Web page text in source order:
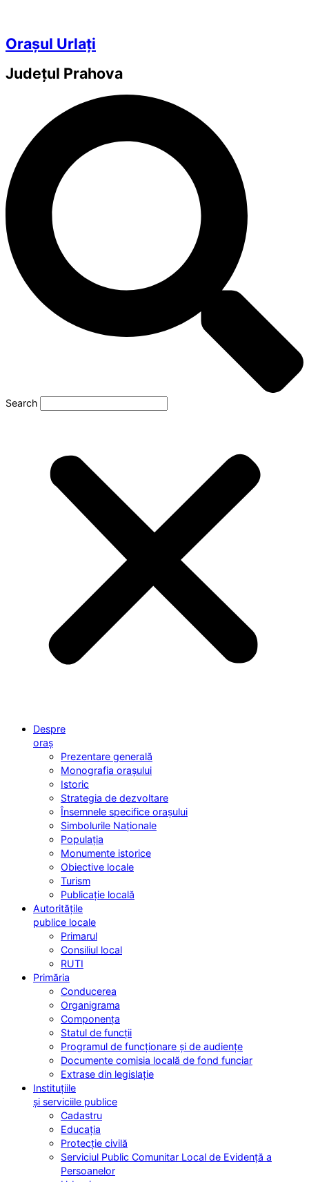
Orașul Urlați
Județul Prahova
Search
Despre
oraș
Prezentare generală
Monografia orașului
Istoric
Strategia de dezvoltare
Însemnele specifice orașului
Simbolurile Naționale
Populația
Monumente istorice
Obiective locale
Turism
Publicație locală
Autoritățile
publice locale
Primarul
Consiliul local
RUTI
Primăria
Conducerea
Organigrama
Componența
Statul de funcții
Programul de funcționare și de audiențe
Documente comisia locală de fond funciar
Extrase din legislație
Instituțiile
și serviciile publice
Cadastru
Educația
Protecție civilă
Serviciul Public Comunitar Local de Evidență a
Persoanelor